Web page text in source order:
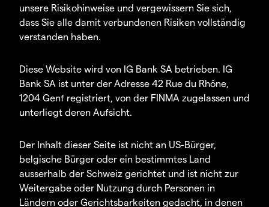
unsere Risikohinweise und vergewissern Sie sich,
dass Sie alle damit verbundenen Risiken vollständig
verstanden haben.
Diese Website wird von IG Bank SA betrieben. IG
Bank SA ist unter der Adresse 42 Rue du Rhône,
1204 Genf registriert, von der FINMA zugelassen und
unterliegt deren Aufsicht.
Der Inhalt dieser Seite ist nicht an US-Bürger,
belgische Bürger oder ein bestimmtes Land
ausserhalb der Schweiz gerichtet und ist nicht zur
Weitergabe oder Nutzung durch Personen in
Ländern oder Gerichtsbarkeiten gedacht, in denen